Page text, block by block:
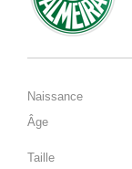
Naissance
Âge
Taille